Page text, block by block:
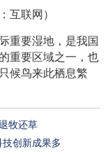
联网）
要湿地，是我国
重要区域之一，也
候鸟来此栖息繁
牧还草
创新成果多